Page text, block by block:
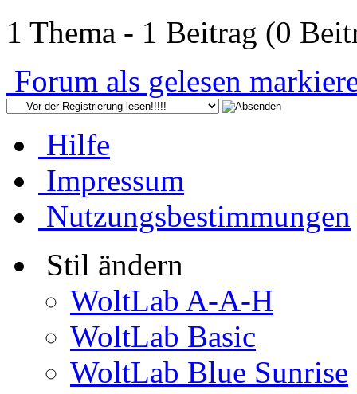
1 Thema - 1 Beitrag (0
Forum als gelesen
Hilfe
Impressum
Nutzungsbestimmungen
Stil ändern
WoltLab A-A-H
WoltLab Basic
WoltLab Blue Sunrise